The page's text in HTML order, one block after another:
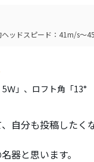
ヘッドスピード：41m/s～
Ｗ」、ロフト角「
自分も投稿したく
器と思います。